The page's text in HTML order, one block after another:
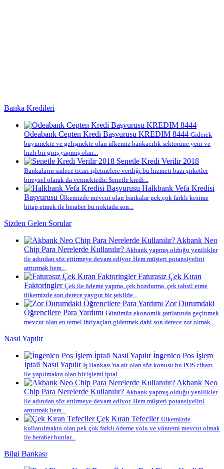
Banka Kredileri
Odeabank Cepten Kredi Başvurusu KREDIM 8444 Giderek
büyümekte ve gelişmekte olan ülkemiz bankacılık sektörüne yeni ve
hızlı bir giriş yapmış olan...
Senetle Kredi Verilir 2018
Bankaların sadece ticari işletmelere verdiği bu hizmeti bazı şirketler
bireysel olarak da vermektedir. Senetle kredi...
Halkbank Vefa Kredisi
Başvurusu Ülkemizde mevcut olan bankalar pek çok farklı kesime
hitap etmek ile beraber bu noktada son...
Sizden Gelen Sorular
Akbank Neo
Chip Para Nerelerde Kullanılır? Akbank yapmış olduğu yenilikler
ile adından söz ettirmeye devam ediyor. Hem müşteri potansiyelini
arttırmak hem...
Faturasız Çek Kıran
Faktoringler Çek ile ödeme yapma, çek bozdurma, çek tahsil etme
ülkemizde son derece yaygın bir şekilde...
Zor Durumdaki
Öğrencilere Para Yardımı Günümüz ekonomik şartlarında geçinmek
mevcut olan en temel ihtiyaçları gidermek dahi son derece zor olmak...
Nasıl Yapılır
İngenico Pos İşlem
İptali Nasıl Yapılır İş Bankası’na ait olan söz konusu bu POS cihazı
ile yapılmakta olan bir işlemi iptal...
Akbank Neo
Chip Para Nerelerde Kullanılır? Akbank yapmış olduğu yenilikler
ile adından söz ettirmeye devam ediyor. Hem müşteri potansiyelini
arttırmak hem...
Çek Kıran Tefeciler Ülkemizde
kullanılmakta olan pek çok farklı ödeme yolu ve yöntemi mevcut olmak
ile beraber bunlar...
Bilgi Bankası